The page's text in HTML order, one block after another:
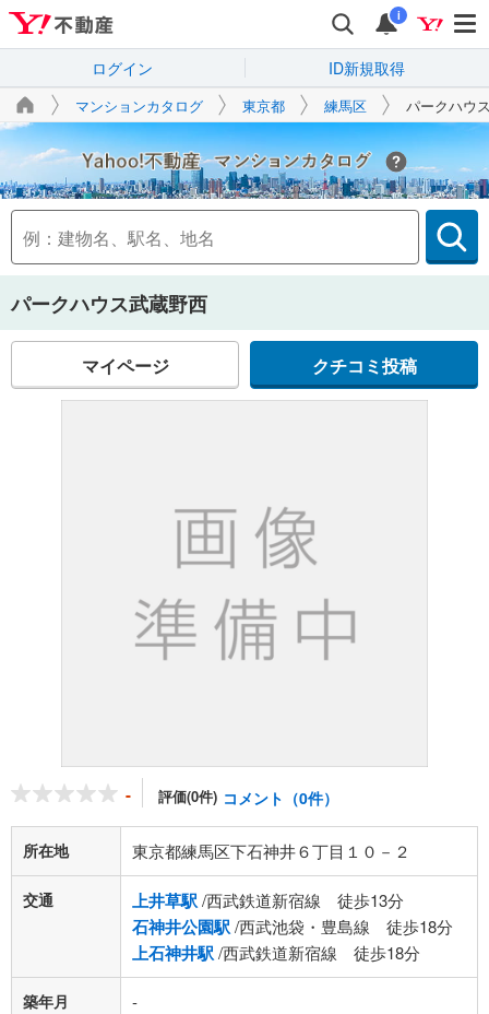
i
ログイン ID新規取得
マンションカタログ 東京都 練馬区 パークハウ
Yahoo!不動産
パークハウス武蔵野西
マイページ クチコミ投稿
- 評価(0件) コメント（0件）
所在地 東京都練馬区下石神井６丁目１０－２
交通 上井草駅/西武鉄道新宿線 徒歩13分
石神井公園駅/西武池袋・豊島線 徒歩18分
上石神井駅/西武鉄道新宿線 徒歩18分
築年月 -